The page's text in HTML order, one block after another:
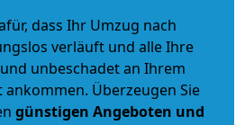
dass Ihr Umzug nach
verläuft und alle Ihre
unbeschadet an Ihrem
Überzeugen Sie
günstigen Angeboten und